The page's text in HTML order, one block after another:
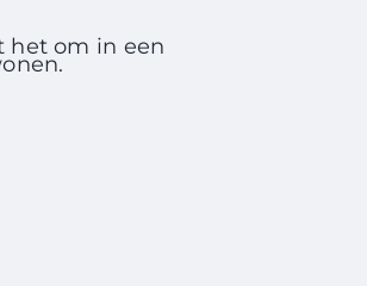
het om in een